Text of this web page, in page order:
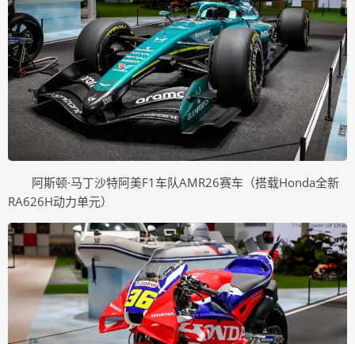
阿斯顿·马丁沙特阿美F1车队AMR26赛车（搭载Honda全新
RA626H动力单元）